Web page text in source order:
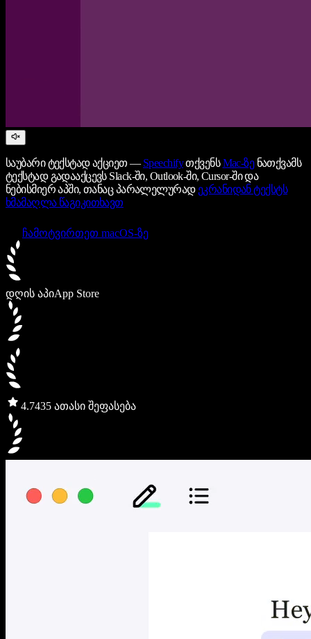
საუბარი ტექსტად აქციეთ — SpeechifyთქვენსMac-ზენათქვამს
ტექსტად გადააქცევს Slack-ში, Outlook-ში, Cursor-ში და
ნებისმიერ აპში, თანაც პარალელურად ეკრანიდან ტექსტს
ხმამაღლა წაგიკითხავთ
ჩამოტვირთეთ macOS-ზე
დღის აპიApp Store
4.7435 ათასი შეფასება